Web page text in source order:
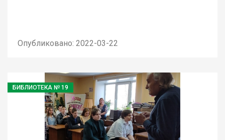
Опубликовано: 2022-03-22
БИБЛИОТЕКА № 19